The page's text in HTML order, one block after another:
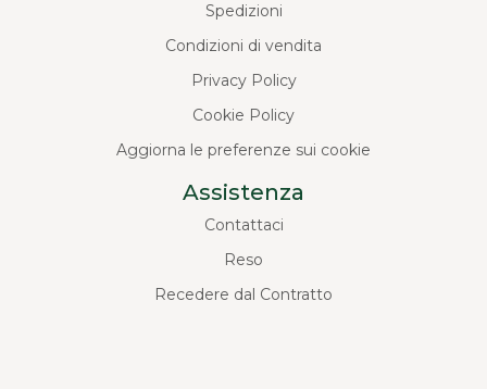
Spedizioni
Condizioni di vendita
Privacy Policy
Cookie Policy
Aggiorna le preferenze sui cookie
Assistenza
Contattaci
Reso
Recedere dal Contratto